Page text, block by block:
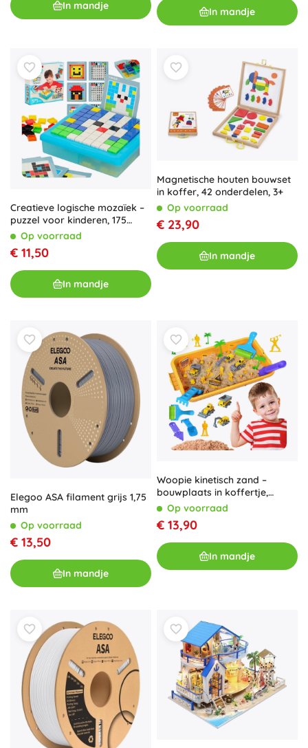
In mandje
In mandje
Creatieve logische mozaïek –
puzzel voor kinderen, 175
stukjes
Op voorraad
€ 11,50
In mandje
Magnetische houten bouwset
in koffer, 42 onderdelen, 3+
Op voorraad
€ 23,90
In mandje
Elegoo ASA filament grijs 1,75
mm
Op voorraad
€ 13,50
In mandje
Woopie kinetisch zand –
bouwplaats in koffertje,
voertuigen 1 kg
Op voorraad
€ 13,90
In mandje